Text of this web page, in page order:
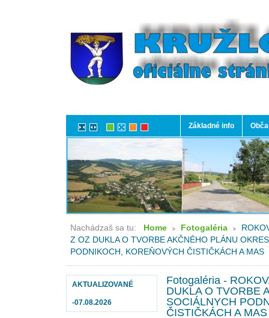
Základné info
Nachádzaš sa tu: Home Fotogaléria
Z OZ DUKLA O TVORBE AKČNÉHO PLÁNU
PODNIKOCH, KOREŇOVÝCH ČISTIČKÁCH A MAS
AKTUALIZOVANÉ
-07.08.2026
Fotogaléria -
DUKLA O TVORBE
SOCIÁLNYCH
ČISTIČKÁCH A MAS